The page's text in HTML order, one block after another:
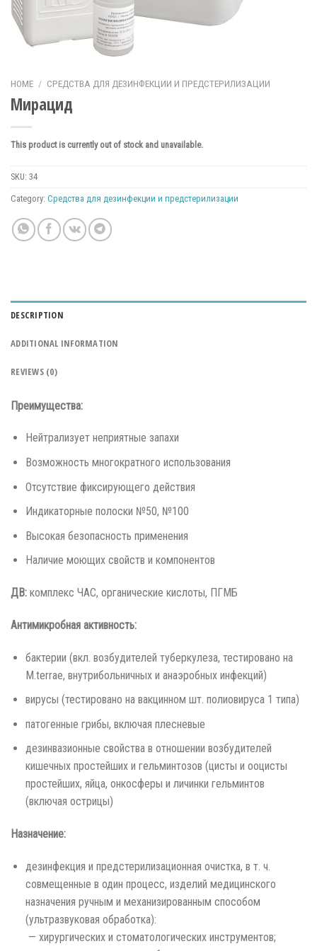
HOME / СРЕДСТВА ДЛЯ ДЕЗИНФЕКЦИИ И ПРЕДСТЕРИЛИЗАЦИИ
Мирацид
This product is currently out of stock and unavailable.
SKU: 34
Category: Средства для дезинфекции и предстерилизации
DESCRIPTION
ADDITIONAL INFORMATION
REVIEWS (0)
Преимущества:
Нейтрализует неприятные запахи
Возможность многократного использования
Отсутствие фиксирующего действия
Индикаторные полоски №50, №100
Высокая безопасность применения
Наличие моющих свойств и компонентов
ДВ: комплекс ЧАС, органические кислоты, ПГМБ
Антимикробная активность:
бактерии (вкл. возбудителей туберкулеза, тестировано на
M.terrae, внутрибольничных и анаэробных инфекций)
вирусы (тестировано на вакцинном шт. полиовируса 1 типа)
патогенные грибы, включая плесневые
дезинвазионные свойства в отношении возбудителей
кишечных простейших и гельминтозов (цисты и ооцисты
простейших, яйца, онкосферы и личинки гельминтов
(включая острицы)
Назначение:
дезинфекция и предстерилизационная очистка, в т. ч.
совмещенные в один процесс, изделий медицинского
назначения ручным и механизированным способом
(ультразвуковая обработка):
­ — хирургических и стоматологических инструментов;